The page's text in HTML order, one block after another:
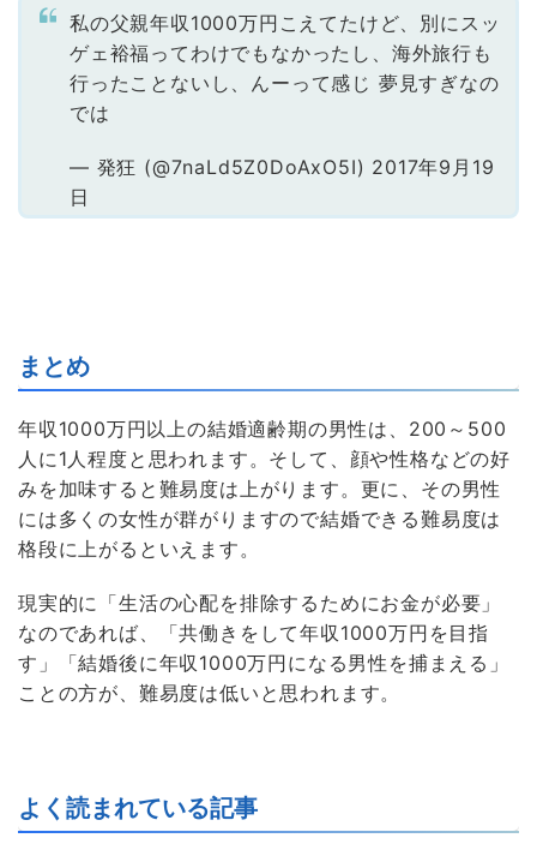
私の父親年収1000万円こえてたけど、別にスッ
ゲェ裕福ってわけでもなかったし、海外旅行も
行ったことないし、んーって感じ 夢見すぎなの
では
— 発狂 (@7naLd5Z0DoAxO5I) 2017年9月19
日
まとめ
年収1000万円以上の結婚適齢期の男性は、200～500
人に1人程度と思われます。そして、顔や性格などの好
みを加味すると難易度は上がります。更に、その男性
には多くの女性が群がりますので結婚できる難易度は
格段に上がるといえます。
現実的に「生活の心配を排除するためにお金が必要」
なのであれば、「共働きをして年収1000万円を目指
す」「結婚後に年収1000万円になる男性を捕まえる」
ことの方が、難易度は低いと思われます。
よく読まれている記事